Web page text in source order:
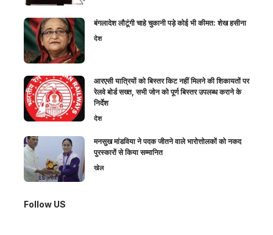
बंगलादेश लौटूंगी चाहे चुकानी पड़े कोई भी कीमत: शेख हसीना
देश
आरएसी यात्रियों को बिस्तर किट नहीं मिलने की शिकायतों पर
रेलवे बोर्ड सख्त, सभी जोन को पूर्ण बिस्तर उपलब्ध कराने के
निर्देश
देश
मनसुख मांडविया ने पदक जीतने वाले भारोत्तोलकों को नकद
पुरस्कारों से किया सम्मानित
खेल
Follow US